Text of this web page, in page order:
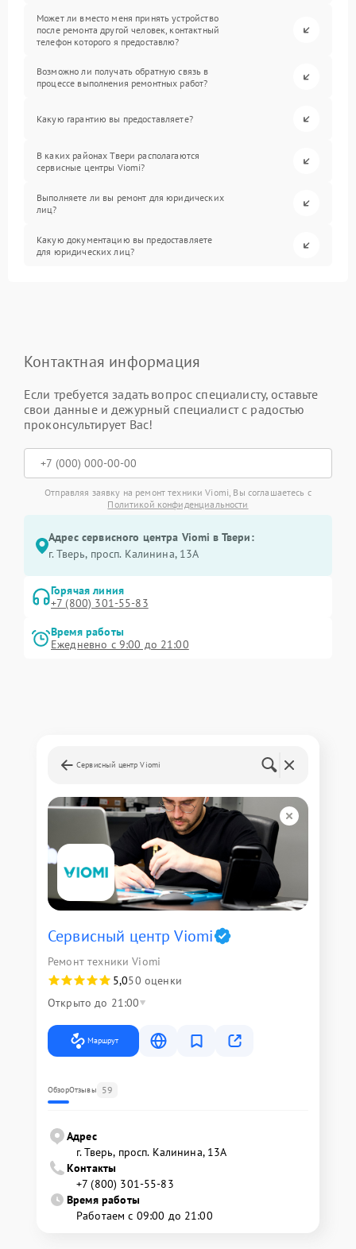
Может ли вместо меня принять устройство
после ремонта другой человек, контактный
телефон которого я предоставлю?
Возможно ли получать обратную связь в
процессе выполнения ремонтных работ?
Какую гарантию вы предоставляете?
В каких районах Твери располагаются
сервисные центры Viomi?
Выполняете ли вы ремонт для юридических
лиц?
Какую документацию вы предоставляете
для юридических лиц?
Контактная информация
Если требуется задать вопрос специалисту, оставьте
свои данные и дежурный специалист с радостью
проконсультирует Вас!
Отправляя заявку на ремонт техники Viomi, Вы соглашаетесь с
Политикой конфиденциальности
Адрес сервисного центра Viomi в Твери:
г. Тверь, просп. Калинина, 13А
Горячая линия
+7 (800) 301-55-83
Время работы
Ежедневно с 9:00 до 21:00
Сервисный центр Viomi
Сервисный центр Viomi
Ремонт техники Viomi
5,050 оценки
Открыто до 21:00
Маршрут
ОбзорОтзывы 59
Адрес
г. Тверь, просп. Калинина, 13А
Контакты
+7 (800) 301-55-83
Время работы
Работаем с 09:00 до 21:00